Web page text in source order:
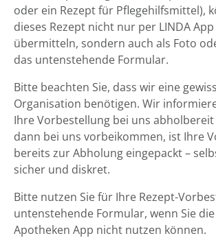
oder ein Rezept für Pflegehilfsmittel),
dieses Rezept nicht nur per LINDA
übermitteln, sondern auch als Foto
das untenstehende Formular.
Bitte beachten Sie, dass wir eine
Organisation benötigen. Wir
Ihre Vorbestellung bei uns abholbereit
dann bei uns vorbeikommen, ist Ihre
bereits zur Abholung eingepackt –
sicher und diskret.
Bitte nutzen Sie für Ihre Rezept-
untenstehende Formular, wenn Sie die
Apotheken App nicht nutzen können.